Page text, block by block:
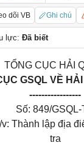
dõi VB Ghi chú
lực: Đã biết
TỔNG CỤC HẢI
GSQL VỀ HẢI
-----------------
Số: 849/GSQL-
v: Thành lập địa
tra